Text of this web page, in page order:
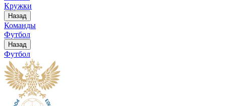
Кружки
Назад
Команды
Футбол
Назад
Футбол